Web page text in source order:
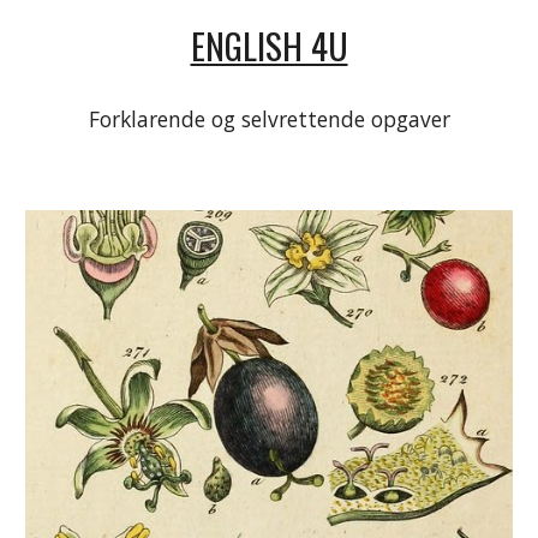
ENGLISH 4U
Forklarende og selvrettende opgaver